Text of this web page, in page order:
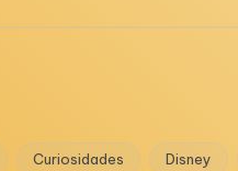
Curiosidades Disney